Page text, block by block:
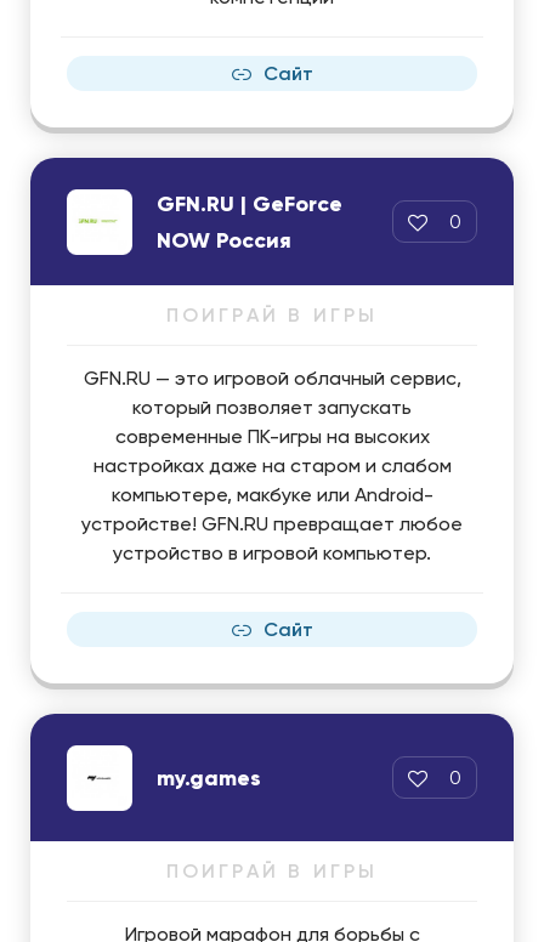
Сайт
GFN.RU | GeForce
NOW Россия
0
ПОИГРАЙ В ИГРЫ
GFN.RU — это игровой облачный сервис,
который позволяет запускать
современные ПК-игры на высоких
настройках даже на старом и слабом
компьютере, макбуке или Android-
устройстве! GFN.RU превращает любое
устройство в игровой компьютер.
Сайт
my.games 0
ПОИГРАЙ В ИГРЫ
Игровой марафон для борьбы с